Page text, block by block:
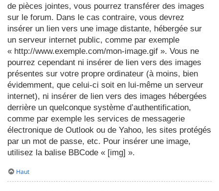
de pièces jointes, vous pourrez transférer des images
sur le forum. Dans le cas contraire, vous devrez
insérer un lien vers une image distante, hébergée sur
un serveur internet public, comme par exemple
« http://www.exemple.com/mon-image.gif ». Vous ne
pourrez cependant ni insérer de lien vers des images
présentes sur votre propre ordinateur (à moins, bien
évidemment, que celui-ci soit en lui-même un serveur
internet), ni insérer de lien vers des images hébergées
derrière un quelconque système d’authentification,
comme par exemple les services de messagerie
électronique de Outlook ou de Yahoo, les sites protégés
par un mot de passe, etc. Pour insérer une image,
utilisez la balise BBCode « [img] ».
Haut